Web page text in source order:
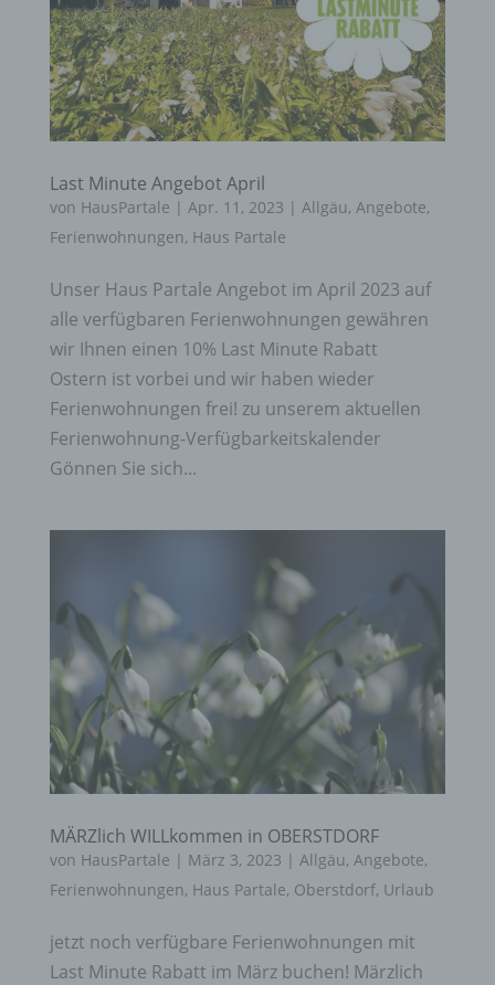
Last Minute Angebot April
von HausPartale | Apr. 11, 2023 | Allgäu, Angebote,
Ferienwohnungen, Haus Partale
Unser Haus Partale Angebot im April 2023 auf
alle verfügbaren Ferienwohnungen gewähren
wir Ihnen einen 10% Last Minute Rabatt
Ostern ist vorbei und wir haben wieder
Ferienwohnungen frei! zu unserem aktuellen
Ferienwohnung-Verfügbarkeitskalender
Gönnen Sie sich...
MÄRZlich WILLkommen in OBERSTDORF
von HausPartale | März 3, 2023 | Allgäu, Angebote,
Ferienwohnungen, Haus Partale, Oberstdorf, Urlaub
jetzt noch verfügbare Ferienwohnungen mit
Last Minute Rabatt im März buchen! Märzlich